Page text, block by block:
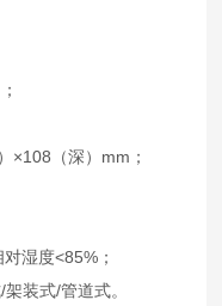
×108（深）mm；
湿度<85%；
装式/管道式。